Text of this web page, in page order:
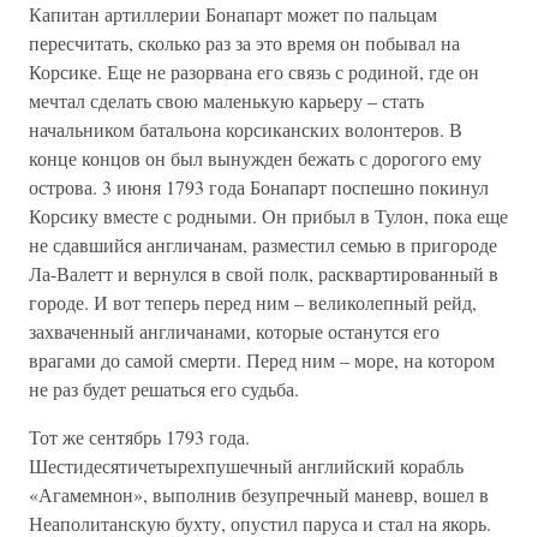
Капитан артиллерии Бонапарт может по пальцам
пересчитать, сколько раз за это время он побывал на
Корсике. Еще не разорвана его связь с родиной, где он
мечтал сделать свою маленькую карьеру – стать
начальником батальона корсиканских волонтеров. В
конце концов он был вынужден бежать с дорогого ему
острова. 3 июня 1793 года Бонапарт поспешно покинул
Корсику вместе с родными. Он прибыл в Тулон, пока еще
не сдавшийся англичанам, разместил семью в пригороде
Ла-Валетт и вернулся в свой полк, расквартированный в
городе. И вот теперь перед ним – великолепный рейд,
захваченный англичанами, которые останутся его
врагами до самой смерти. Перед ним – море, на котором
не раз будет решаться его судьба.
Тот же сентябрь 1793 года.
Шестидесятичетырехпушечный английский корабль
«Агамемнон», выполнив безупречный маневр, вошел в
Неаполитанскую бухту, опустил паруса и стал на якорь.